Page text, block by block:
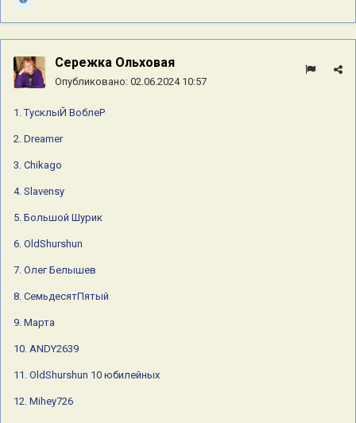
9. Марта
11. OldShurshun 10 юбилейных
12. Mihey726
13. Sharpey
14. NORD WEST
15. Татьяна
16. Платон
Сережка Ольховая
Опубликовано: 02.06.2024 10:57
1. ТусклыЙ ВоблеР
2. Dreamer
3. Chikago
4. Slavensy
5. Большой Шурик
6. OldShurshun
7. Олег Белышев
8. СемьдесятПятый
9. Марта
10. ANDY2639
11. OldShurshun 10 юбилейных
12. Mihey726